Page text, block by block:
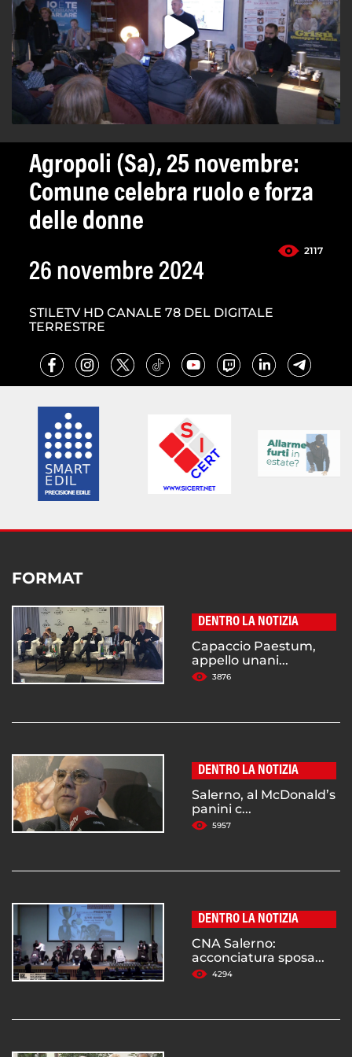
Agropoli (Sa), 25 novembre:
Comune celebra ruolo e forza
delle donne
2117
26 novembre 2024
STILETV HD CANALE 78 DEL DIGITALE
TERRESTRE
FORMAT
DENTRO LA NOTIZIA
Capaccio Paestum,
appello unani...
3876
DENTRO LA NOTIZIA
Salerno, al McDonald’s
panini c...
5957
DENTRO LA NOTIZIA
CNA Salerno:
acconciatura sposa...
4294